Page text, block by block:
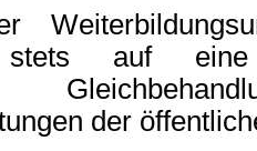
stets auf eine
der